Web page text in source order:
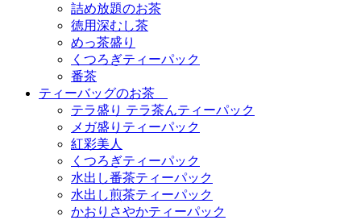
詰め放題のお茶
徳用深むし茶
めっ茶盛り
くつろぎティーパック
番茶
ティーバッグのお茶
テラ盛り テラ茶んティーパック
メガ盛りティーパック
紅彩美人
くつろぎティーパック
水出し番茶ティーパック
水出し煎茶ティーパック
かおりさやかティーパック